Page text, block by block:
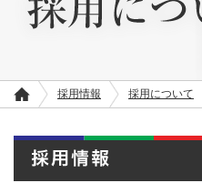
－採用情報－ 採用について
ホ
ム
採用情報 採用について